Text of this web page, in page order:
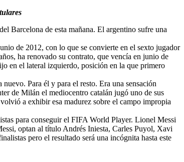
Barcelona de esta mañana. El argentino sufre una
de 2012, con lo que se convierte en el sexto jugador
ha renovado su contrato, que vencía en junio de
en el lateral izquierdo, posición en la que primero
Para él y para el resto. Era una sensación
de Milán el mediocentro catalán jugó uno de sus
a exhibir esa madurez sobre el campo impropia
para conseguir el FIFA World Player. Lionel Messi
optan al título Andrés Iniesta, Carles Puyol, Xavi
pero el resultado será una incógnita hasta este